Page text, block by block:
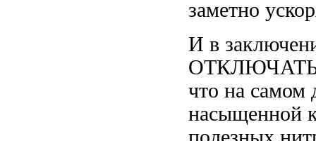
заметно
И в
что на самом
насыщенной
полезных